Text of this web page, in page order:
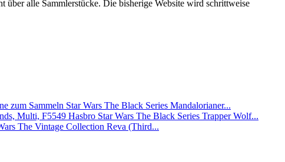
über alle Sammlerstücke. Die bisherige Website wird schrittweise
Star Wars The Black Series Mandalorianer...
Hasbro Star Wars The Black Series Trapper Wolf...
The Vintage Collection Reva (Third...